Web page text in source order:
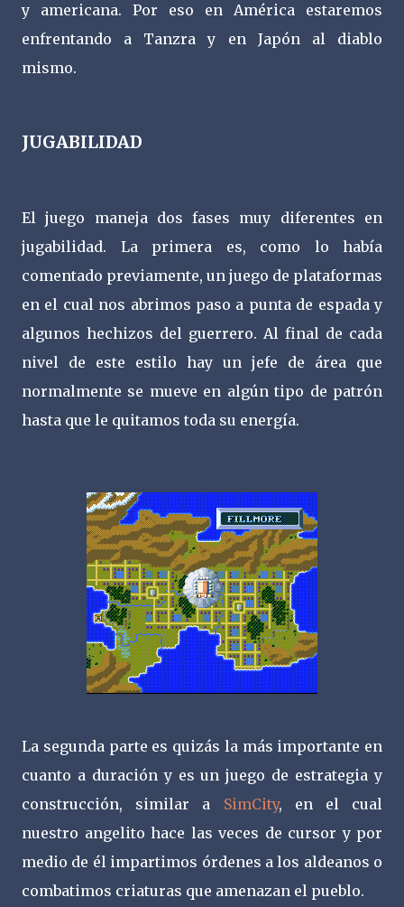
y americana. Por eso en América estaremos
enfrentando a Tanzra y en Japón al diablo
mismo.
JUGABILIDAD
El juego maneja dos fases muy diferentes en
jugabilidad. La primera es, como lo había
comentado previamente, un juego de plataformas
en el cual nos abrimos paso a punta de espada y
algunos hechizos del guerrero. Al final de cada
nivel de este estilo hay un jefe de área que
normalmente se mueve en algún tipo de patrón
hasta que le quitamos toda su energía.
La segunda parte es quizás la más importante en
cuanto a duración y es un juego de estrategia y
construcción, similar a SimCity, en el cual
nuestro angelito hace las veces de cursor y por
medio de él impartimos órdenes a los aldeanos o
combatimos criaturas que amenazan el pueblo.